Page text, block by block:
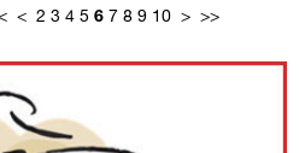
< 2 3 4 5 6 7 8 9 10 > >>